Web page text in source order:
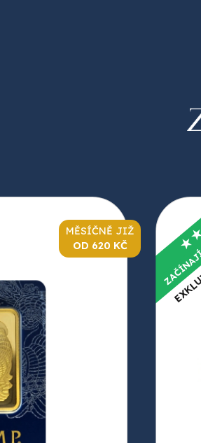
MĚSÍČNĚ JIŽ
OD 620 KČ